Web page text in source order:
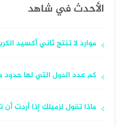
الأحدث في شاهد
موارد لا تنتج ثاني أكسيد
كم عدد الدول التي لها حدود مع
ماذا تقول لزميلك إذا أردت